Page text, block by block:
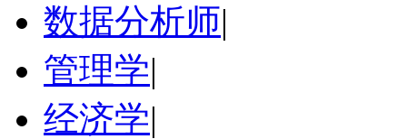
数据分析师|
管理学|
经济学|